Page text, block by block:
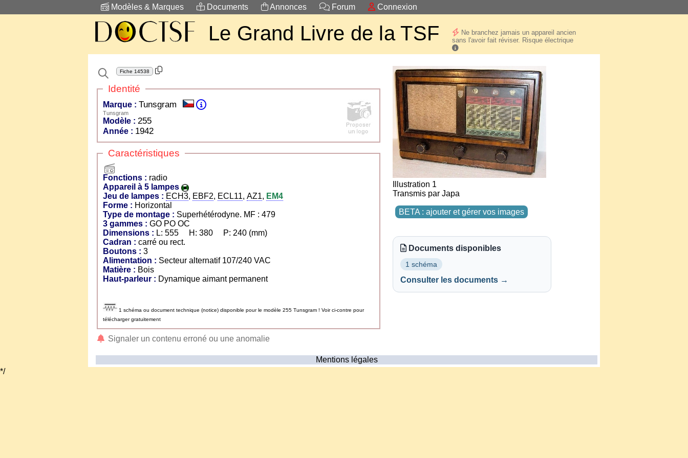
Modèles & Marques Documents Annonces Forum Connexion
Le Grand Livre de la TSF
Ne branchez jamais un appareil ancien
sans l'avoir fait réviser. Risque électrique
Fiche 14538
Identité
Marque : Tunsgram
Tunsgram
Modèle : 255
Année : 1942
Caractéristiques
Fonctions : radio
Appareil à 5 lampes
Jeu de lampes : ECH3, EBF2, ECL11, AZ1, EM4
Forme : Horizontal
Type de montage : Superhétérodyne. MF : 479
3 gammes :
GO PO OC
Dimensions : L: 555 H: 380 P: 240 (mm)
Cadran : carré ou rect.
Boutons : 3
Alimentation : Secteur alternatif 107/240 VAC
Matière : Bois
Haut-parleur : Dynamique aimant permanent
1 schéma ou document technique (notice) disponible pour le modèle 255 Tunsgram ! Voir ci-contre pour
télécharger gratuitement
Signaler un contenu erroné ou une anomalie
Illustration 1
Transmis par Japa
BETA : ajouter et gérer vos images
Documents disponibles
1 schéma
Consulter les documents →
Mentions légales
*/